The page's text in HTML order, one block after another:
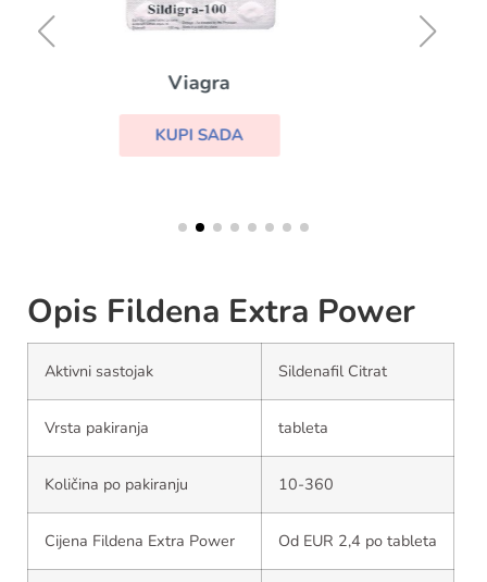
KUPI SADA
Opis Fildena Extra Power
Aktivni sastojak Sildenafil Citrat
Vrsta pakiranja tableta
Količina po pakiranju 10-360
Cijena Fildena Extra Power Od EUR 2,4 po tableta